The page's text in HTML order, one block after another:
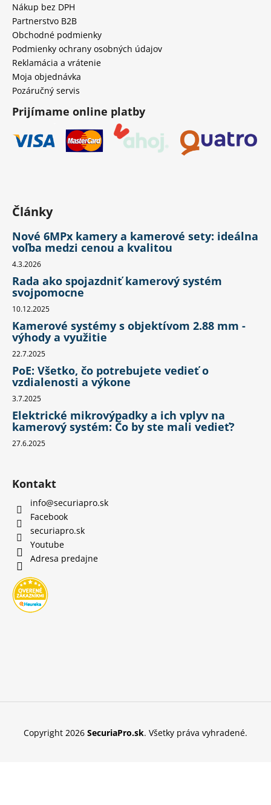
Nákup bez DPH
Partnerstvo B2B
Obchodné podmienky
Podmienky ochrany osobných údajov
Reklamácia a vrátenie
Moja objednávka
Pozáručný servis
Prijímame online platby
Články
Nové 6MPx kamery a kamerové sety: ideálna
voľba medzi cenou a kvalitou
4.3.2026
Rada ako spojazdniť kamerový systém
svojpomocne
10.12.2025
Kamerové systémy s objektívom 2.88 mm -
výhody a využitie
22.7.2025
PoE: Všetko, čo potrebujete vedieť o
vzdialenosti a výkone
3.7.2025
Elektrické mikrovýpadky a ich vplyv na
kamerový systém: Čo by ste mali vedieť?
27.6.2025
Kontakt
info@securiapro.sk
Facebook
securiapro.sk
Youtube
Adresa predajne
Copyright 2026 SecuriaPro.sk. Všetky práva vyhradené.